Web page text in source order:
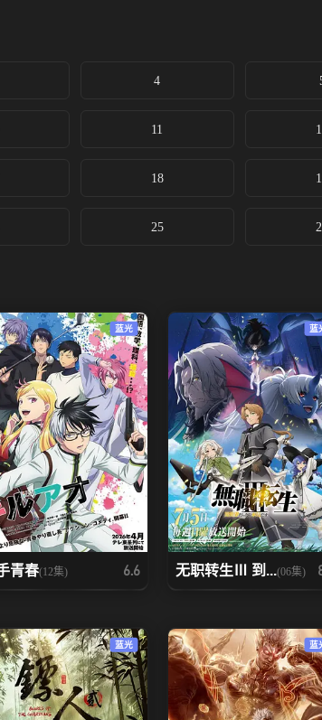
4
11
18
25
蓝光
青春(12集) 6.6
蓝
无职转生Ⅲ 到...(06集)
蓝光 蓝